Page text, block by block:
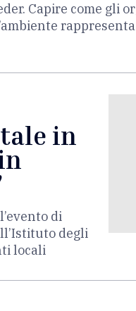
Capire come gli
in
di
degli
locali